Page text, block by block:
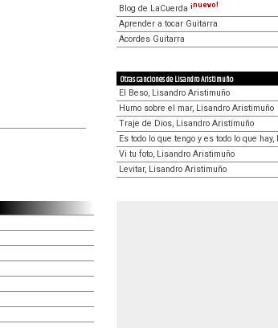
Blog de LaCuerda ¡nuevo!
Aprender a tocar Guitarra
Acordes Guitarra
Otras canciones de Lisandro Aristimuño
El Beso, Lisandro Aristimuño
Humo sobre el mar, Lisandro Aristimuño
Traje de Dios, Lisandro Aristimuño
Es todo lo que tengo y es todo lo que
Vi tu foto, Lisandro Aristimuño
Levitar, Lisandro Aristimuño